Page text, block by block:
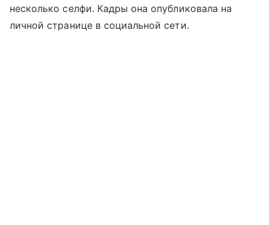
несколько селфи. Кадры она опубликовала на
личной странице в социальной сети.